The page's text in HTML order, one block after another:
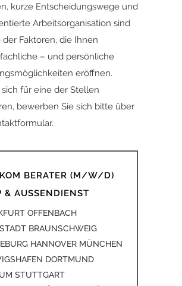
kurze Entscheidungswege und
Arbeitsorganisation sind
der Faktoren, die Ihnen
– und persönliche
eröffnen.
für eine der Stellen
bewerben Sie sich bitte über
BERATER (M/W/D)
& AUSSENDIENST
OFFENBACH
BRAUNSCHWEIG
HANNOVER MÜNCHEN
DORTMUND
STUTTGART